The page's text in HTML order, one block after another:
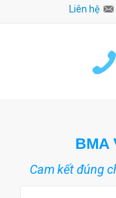
Liên hệ
BMA
Cam kết đúng